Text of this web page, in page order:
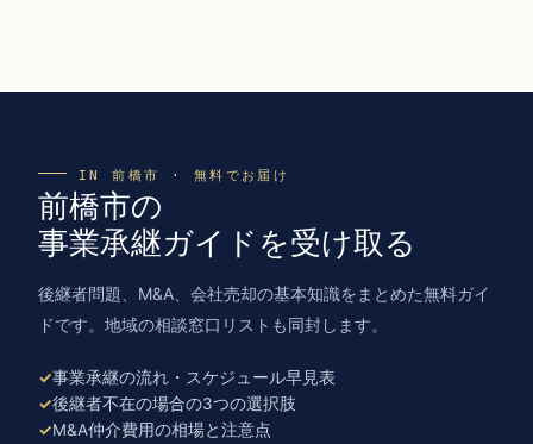
IN 前橋市 · 無料でお届け
前橋市の
事業承継ガイドを受け取る
後継者問題、M&A、会社売却の基本知識をまとめた無料ガイ
ドです。地域の相談窓口リストも同封します。
事業承継の流れ・スケジュール早見表
後継者不在の場合の3つの選択肢
M&A仲介費用の相場と注意点